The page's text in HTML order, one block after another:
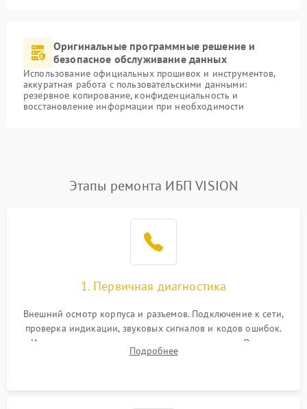
Оригинальные программные решение и
безопасное обслуживание данных
Использование официальных прошивок и инструментов,
аккуратная работа с пользовательскими данными:
резервное копирование, конфиденциальность и
восстановление информации при необходимости
Этапы ремонта ИБП VISION
1. Первичная диагностика
Внешний осмотр корпуса и разъемов. Подключение к сети,
проверка индикации, звуковых сигналов и кодов ошибок.
Измерение входного и выходного напряжения. Оценка
реакции ИБП на отключение основного питания без
Подробнее